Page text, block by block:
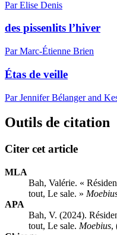
Par Elise Denis
des pissenlits l’hiver
Par Marc-Étienne Brien
Étas de veille
Par Jennifer Bélanger and
Outils de citation
Citer cet article
MLA
Bah, Valérie. «
tout, Le sale. »
APA
Bah, V. (2024).
tout, Le sale. Moebius,